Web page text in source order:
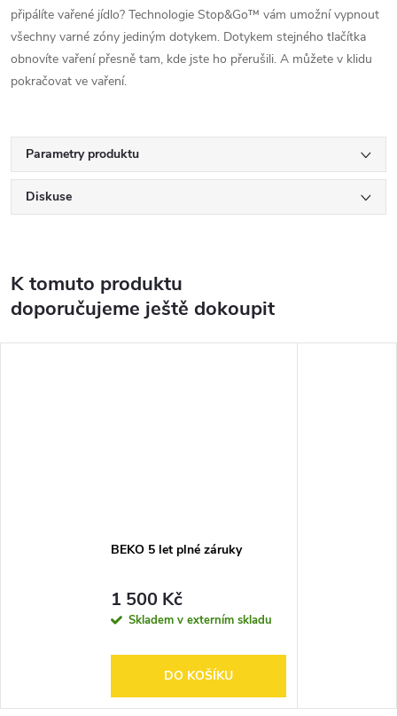
připálíte vařené jídlo? Technologie Stop&Go™ vám umožní vypnout
všechny varné zóny jediným dotykem. Dotykem stejného tlačítka
obnovíte vaření přesně tam, kde jste ho přerušili. A můžete v klidu
pokračovat ve vaření.
Parametry produktu
Diskuse
K tomuto produktu
doporučujeme ještě dokoupit
BEKO 5 let plné záruky
1 500 Kč
Skladem v externím skladu
DO KOŠÍKU